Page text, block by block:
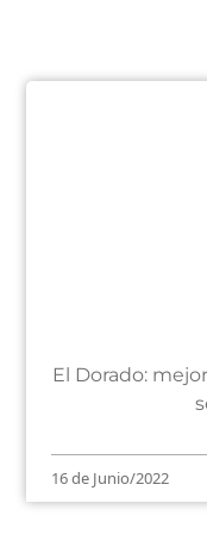
El Dorado:
16 de Junio/2022